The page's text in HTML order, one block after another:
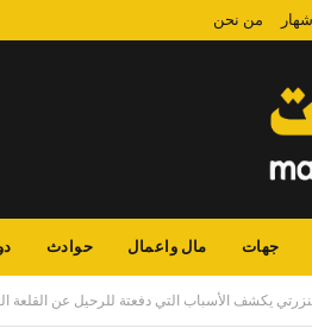
من نحن
جهات مال واعمال حوادث
يكشف الأسباب التي دفعتة للرحيل عن القلعة